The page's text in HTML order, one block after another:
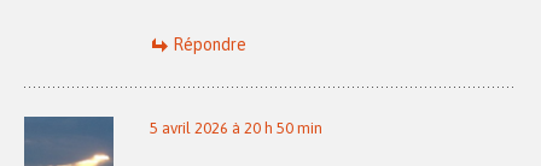
Répondre
5 avril 2026 à 20 h 50 min